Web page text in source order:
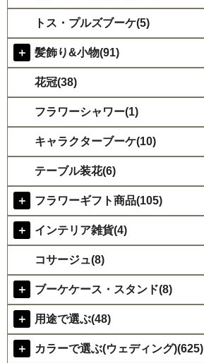
トス・プルズブーケ(5)
＋ 髪飾り&小物(91)
花冠(38)
フラワーシャワー(1)
キャラクターブーケ(10)
テーブル装花(6)
＋ フラワーギフト商品(105)
＋ インテリア雑貨(4)
コサージュ(8)
＋ ブーケケース・スタンド(8)
＋ 用途で選ぶ(48)
＋ カラーで選ぶ(ウェディング)(625)